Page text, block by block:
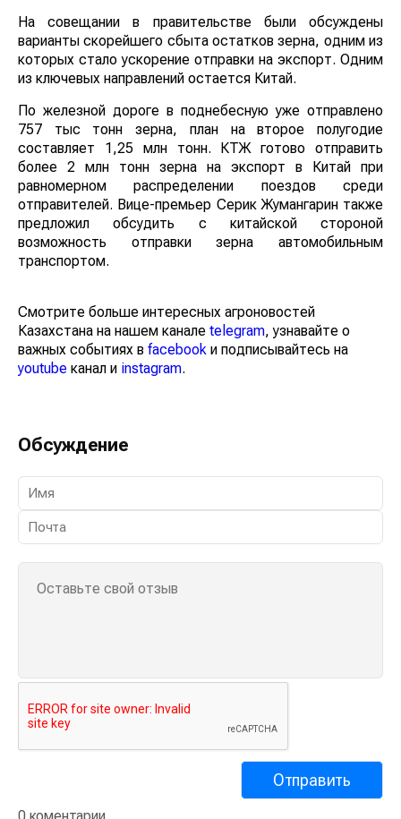
На совещании в правительстве были обсуждены
варианты скорейшего сбыта остатков зерна, одним из
которых стало ускорение отправки на экспорт. Одним
из ключевых направлений остается Китай.
По железной дороге в поднебесную уже отправлено
757 тыс тонн зерна, план на второе полугодие
составляет 1,25 млн тонн. КТЖ готово отправить
более 2 млн тонн зерна на экспорт в Китай при
равномерном распределении поездов среди
отправителей. Вице-премьер Серик Жумангарин также
предложил обсудить с китайской стороной
возможность отправки зерна автомобильным
транспортом.
Смотрите больше интересных агроновостей
Казахстана на нашем канале telegram, узнавайте о
важных событиях в facebook и подписывайтесь на
youtube канал и instagram.
Обсуждение